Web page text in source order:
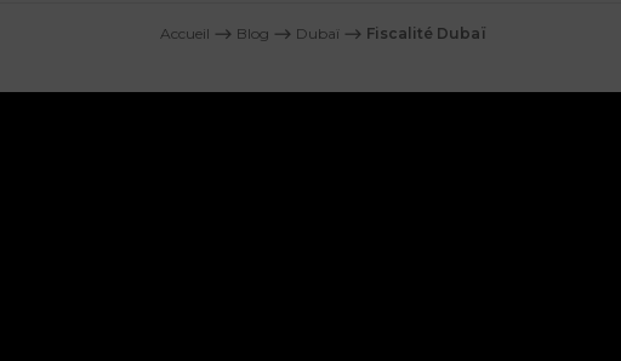
Accueil ⟶ Blog ⟶ Dubaï ⟶ Fiscalité Dubaï